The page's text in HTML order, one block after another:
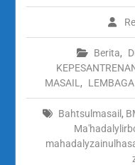
Berita,
MASAIL ,
Bahtsulmasail ,